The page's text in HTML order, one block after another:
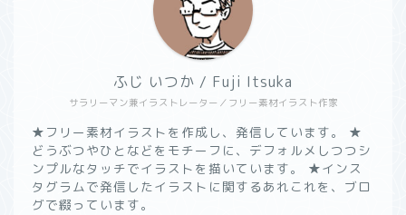
サラリーマン兼イラストレーター／フリー素材イラスト作家
ふじ いつか / Fuji Itsuka
★フリー素材イラストを作成し、発信しています。 ★
どうぶつやひとなどをモチーフに、デフォルメしつつシ
ンプルなタッチでイラストを描いています。 ★インス
タグラムで発信したイラストに関するあれこれを、ブロ
グで綴っています。